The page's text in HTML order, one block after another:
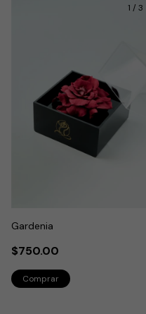
1 / 3
Gardenia
$750.00